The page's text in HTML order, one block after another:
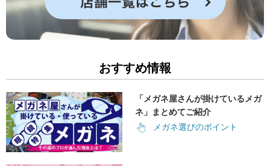
おすすめ情報
「メガネ屋さんが掛けているメガ
ネ」まとめてご紹介
メガネ選びのポイント